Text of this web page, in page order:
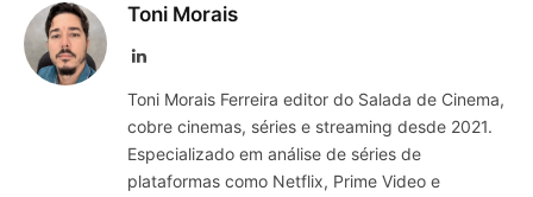
Toni Morais
LinkedIn
Toni Morais Ferreira editor do Salada de Cinema,
cobre cinemas, séries e streaming desde 2021.
Especializado em análise de séries de
plataformas como Netflix, Prime Video e